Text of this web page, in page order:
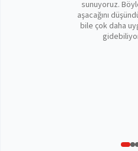
sunuyoruz.
aşacağını
bile çok daha